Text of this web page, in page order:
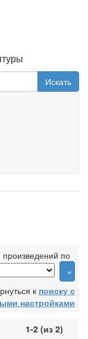
Искать
произведений по
к поиску с
настройками
1-2 (из 2)